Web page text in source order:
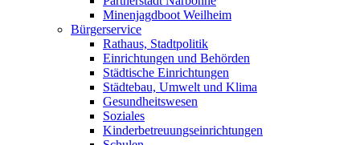
Minenjagdboot Weilheim
Bürgerservice
Rathaus, Stadtpolitik
Einrichtungen und Behörden
Städtische Einrichtungen
Städtebau, Umwelt und Klima
Gesundheitswesen
Soziales
Kinderbetreuungseinrichtungen